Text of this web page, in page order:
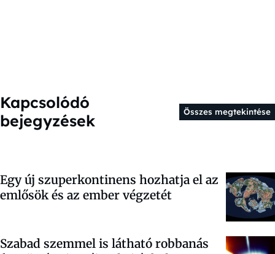
Kapcsolódó
bejegyzések
Összes megtekintése
Egy új szuperkontinens hozhatja el az
emlősök és az ember végzetét
Szabad szemmel is látható robbanás